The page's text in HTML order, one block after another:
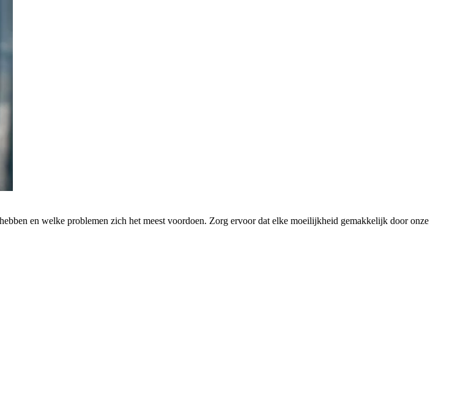
en welke problemen zich het meest voordoen. Zorg ervoor dat elke moeilijkheid gemakkelijk door onze